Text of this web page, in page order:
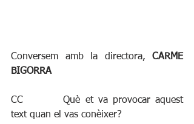
Conversem amb la directora, CARME
BIGORRA
CC		Què et va provocar aquest
text quan el vas conèixer?